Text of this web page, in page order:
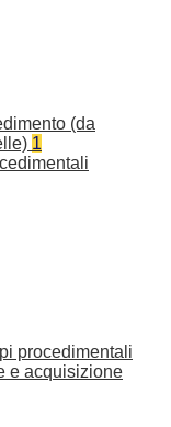
(da
1
procedimentali
e acquisizione